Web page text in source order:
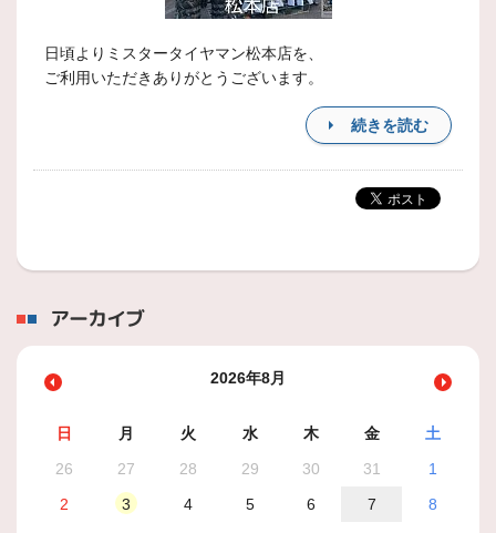
日頃よりミスタータイヤマン松本店を、
ご利用いただきありがとうございます。
続きを読む
アーカイブ
2026年8月
日 月 火 水 木 金
土
26
27 28 29 30 31
1
2
3 4 5 6 7
8